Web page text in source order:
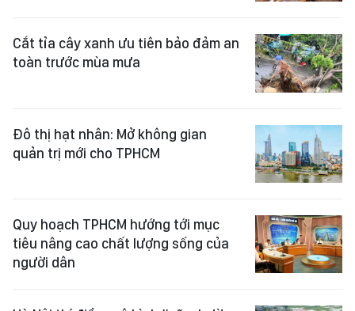
Cắt tỉa cây xanh ưu tiên bảo đảm an
toàn trước mùa mưa
Đô thị hạt nhân: Mở không gian
quản trị mới cho TPHCM
Quy hoạch TPHCM hướng tới mục
tiêu nâng cao chất lượng sống của
người dân